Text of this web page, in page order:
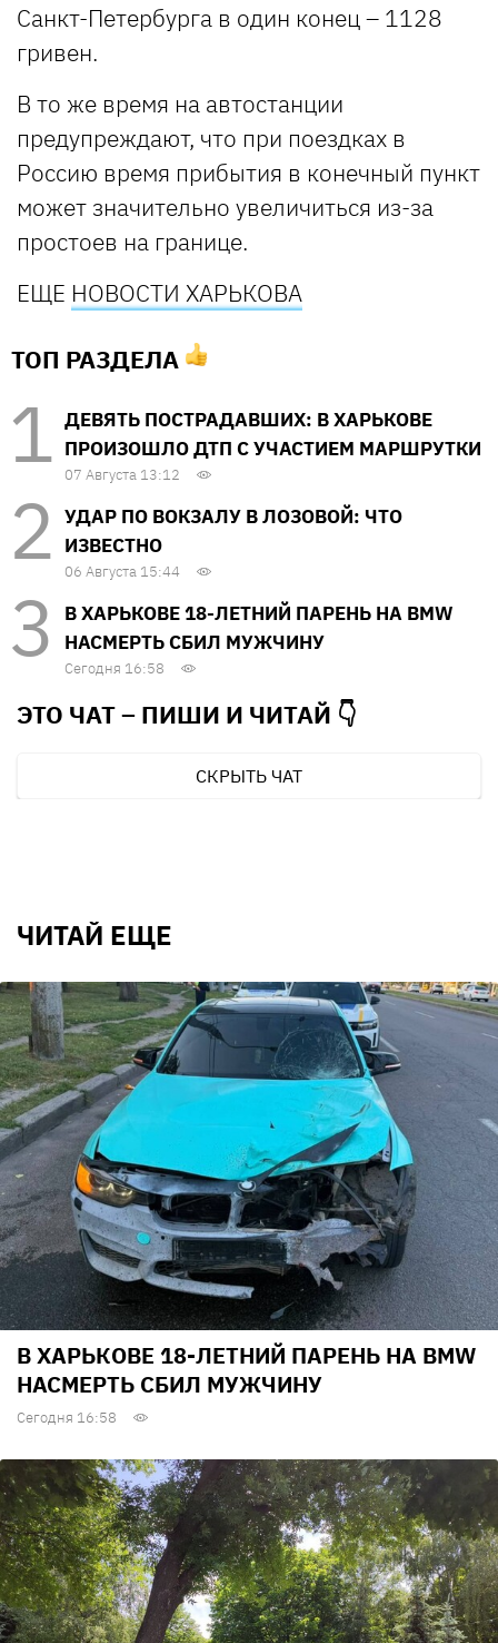
Санкт-Петербурга в один конец – 1128
гривен.
В то же время на автостанции
предупреждают, что при поездках в
Россию время прибытия в конечный пункт
может значительно увеличиться из-за
простоев на границе.
ЕЩЕ НОВОСТИ ХАРЬКОВА
ТОП РАЗДЕЛА
ДЕВЯТЬ ПОСТРАДАВШИХ: В ХАРЬКОВЕ
ПРОИЗОШЛО ДТП С УЧАСТИЕМ МАРШРУТКИ
07 Августа 13:12
УДАР ПО ВОКЗАЛУ В ЛОЗОВОЙ: ЧТО
ИЗВЕСТНО
06 Августа 15:44
В ХАРЬКОВЕ 18-ЛЕТНИЙ ПАРЕНЬ НА BMW
НАСМЕРТЬ СБИЛ МУЖЧИНУ
Сегодня 16:58
ЭТО ЧАТ – ПИШИ И ЧИТАЙ 👇
СКРЫТЬ ЧАТ
ЧИТАЙ ЕЩЕ
В ХАРЬКОВЕ 18-ЛЕТНИЙ ПАРЕНЬ НА BMW
НАСМЕРТЬ СБИЛ МУЖЧИНУ
Сегодня 16:58